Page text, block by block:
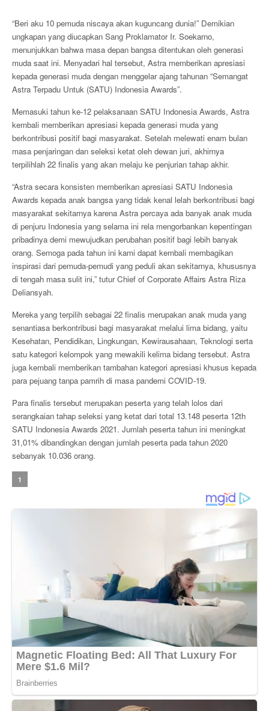
“Beri aku 10 pemuda niscaya akan kuguncang dunia!” Demikian
ungkapan yang diucapkan Sang Proklamator Ir. Soekarno,
menunjukkan bahwa masa depan bangsa ditentukan oleh generasi
muda saat ini. Menyadari hal tersebut, Astra memberikan apresiasi
kepada generasi muda dengan menggelar ajang tahunan “Semangat
Astra Terpadu Untuk (SATU) Indonesia Awards”.
Memasuki tahun ke-12 pelaksanaan SATU Indonesia Awards, Astra
kembali memberikan apresiasi kepada generasi muda yang
berkontribusi positif bagi masyarakat. Setelah melewati enam bulan
masa penjaringan dan seleksi ketat oleh dewan juri, akhirnya
terpilihlah 22 finalis yang akan melaju ke penjurian tahap akhir.
“Astra secara konsisten memberikan apresiasi SATU Indonesia
Awards kepada anak bangsa yang tidak kenal lelah berkontribusi bagi
masyarakat sekitarnya karena Astra percaya ada banyak anak muda
di penjuru Indonesia yang selama ini rela mengorbankan kepentingan
pribadinya demi mewujudkan perubahan positif bagi lebih banyak
orang. Semoga pada tahun ini kami dapat kembali membagikan
inspirasi dari pemuda-pemudi yang peduli akan sekitarnya, khususnya
di tengah masa sulit ini,” tutur Chief of Corporate Affairs Astra Riza
Deliansyah.
Mereka yang terpilih sebagai 22 finalis merupakan anak muda yang
senantiasa berkontribusi bagi masyarakat melalui lima bidang, yaitu
Kesehatan, Pendidikan, Lingkungan, Kewirausahaan, Teknologi serta
satu kategori kelompok yang mewakili kelima bidang tersebut. Astra
juga kembali memberikan tambahan kategori apresiasi khusus kepada
para pejuang tanpa pamrih di masa pandemi COVID-19.
Para finalis tersebut merupakan peserta yang telah lolos dari
serangkaian tahap seleksi yang ketat dari total 13.148 peserta 12th
SATU Indonesia Awards 2021. Jumlah peserta tahun ini meningkat
31,01% dibandingkan dengan jumlah peserta pada tahun 2020
sebanyak 10.036 orang.
1